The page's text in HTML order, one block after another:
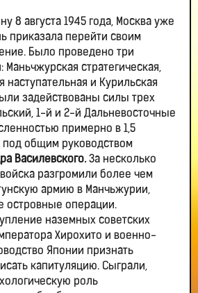
8 августа 1945 года, Москва уже
приказала перейти своим
Было проведено три
стратегическая,
и Курильская
задействованы силы трех
1-й и 2-й Дальневосточные
примерно в 1,5
общим руководством
Василевского.За несколько
разгромили более чем
армию в Манчьжурии,
островные операции.
наземных советских
Хирохито и военно-
Японии признать
капитуляцию. Сыграли,
роль